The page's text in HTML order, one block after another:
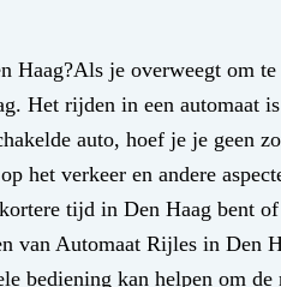
je overweegt om
Het rijden in een automaat
auto, hoef je je geen
het verkeer en andere
tijd in Den Haag bent
van Automaat Rijles in Den
bediening kan helpen om